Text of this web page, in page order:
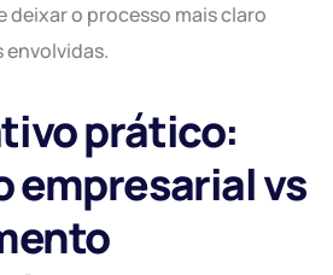
deixar o processo mais claro
envolvidas.
prático:
empresarial vs